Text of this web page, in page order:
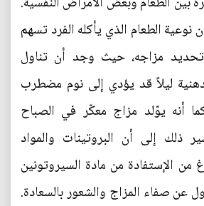
نوعية الطعام الذي يأكله الفرد تسهم
مزاجه، حيث وجد أن تناول
ليلاً قد يؤدي إلى نوم مضطرب
أنه يوّلد مزاج معكّر في الصباح
ذلك إلى أن البروتينات والمواد
من الإستفادة من مادة السيروتونين
عن صفاء المزاج والشعور بالسعادة.